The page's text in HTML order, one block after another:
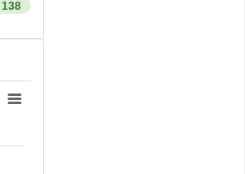
138